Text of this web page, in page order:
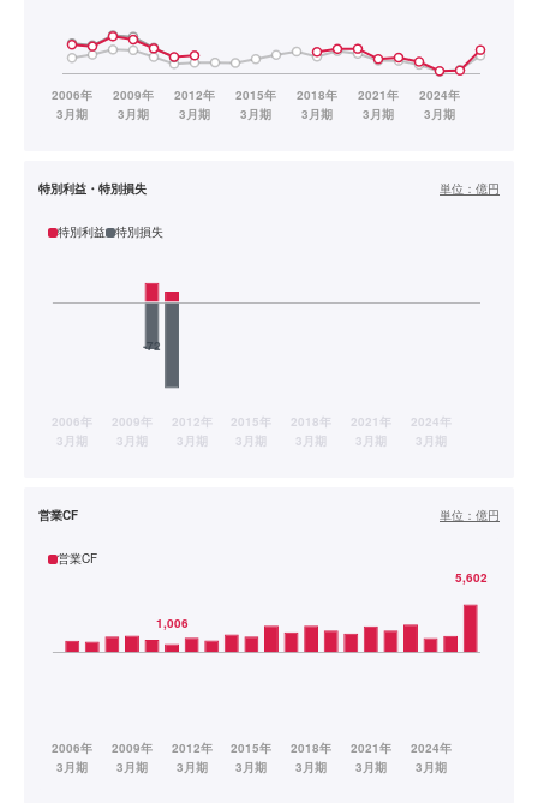
特別利益・特別損失 単位： 億円
特別利益 特別損失
営業CF 単位： 億円
営業CF